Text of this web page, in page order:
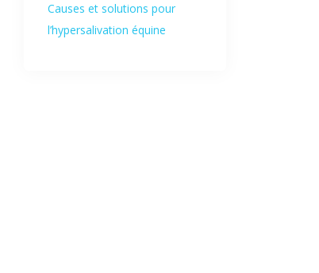
Causes et solutions pour
l’hypersalivation équine